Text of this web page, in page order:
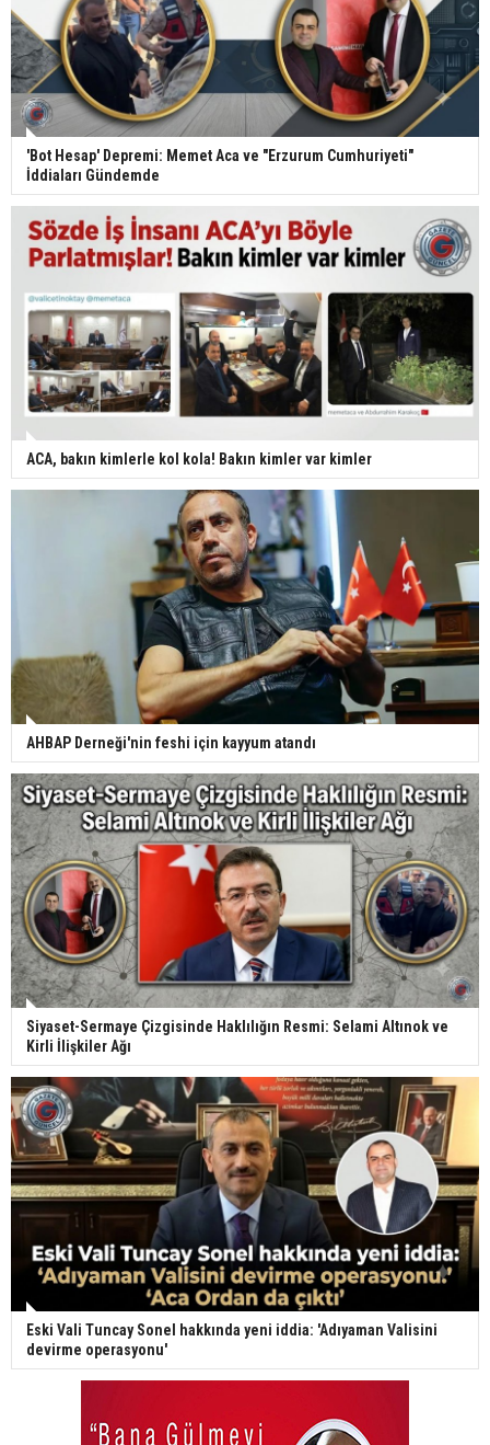
'Bot Hesap' Depremi: Memet Aca ve "Erzurum Cumhuriyeti"
İddiaları Gündemde
ACA, bakın kimlerle kol kola! Bakın kimler var kimler
AHBAP Derneği'nin feshi için kayyum atandı
Siyaset-Sermaye Çizgisinde Haklılığın Resmi: Selami Altınok ve
Kirli İlişkiler Ağı
Eski Vali Tuncay Sonel hakkında yeni iddia: 'Adıyaman Valisini
devirme operasyonu'